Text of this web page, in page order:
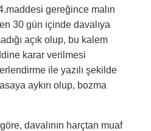
gereğince malın
30 gün içinde davalıya
açık olup, bu kalem
karar verilmesi
ile yazılı şekilde
aykırı olup, bozma
davalının harçtan muaf